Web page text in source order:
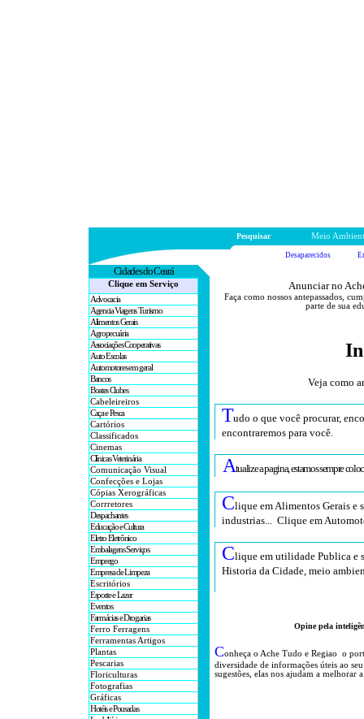
Pesquisar Meio
Desaparecidos
Cidadesdo Ceará
Clique em Serviço
Advocacia
Agencia Viagens Turismo
Alimentos Gerais
Agropecuária
Associações Cooperativas
Auto Escolas
Automotores em geral
Bancos
Boates Clubes
Cabeleireiros
Caça e Pesca
Cartórios
Classificados
Cinemas
Clínicas Veterinária
Comunicação Visual
Confecções e Lojas
Cópias Xerográficas
Corrretores
Despachantes
Educação e Cultura
Eletro Eletrônico
Embalagens Serviços
Emprego
Empresa de Limpeza
Escritórios
Esporte e Lazer
Eventos
Farmácias e Drogarias
Ferro Ferragens
Ferramentas Artigos
Plantas
Pescarias
Floriculturas
Fotografias
Gráficas
Hotéis e Pousadas
Anunciar no
Faça como nossos antepassados,
parte de sua
Veja como
Tudo o que você procurar,
encontraremos para você.
Atualize a pagina, estamos sempre
Clique em Alimentos Gerais e
industrias... Clique em
Clique em utilidade Publica e
Historia da Cidade, meio
Opine pela
Conheça o Ache Tudo e Regiao o
diversidade de informações úteis ao
sugestões, elas nos ajudam a melhorar